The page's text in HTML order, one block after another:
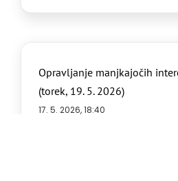
Opravljanje manjkajočih
(torek, 19. 5. 2026)
17. 5. 2026, 18:40